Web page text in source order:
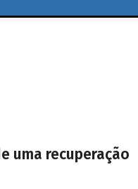
uma recuperação